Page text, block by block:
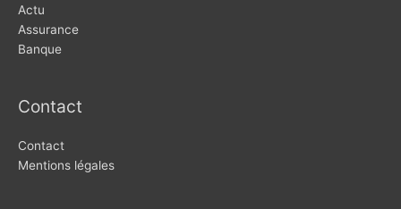
Actu
Assurance
Banque
Contact
Contact
Mentions légales